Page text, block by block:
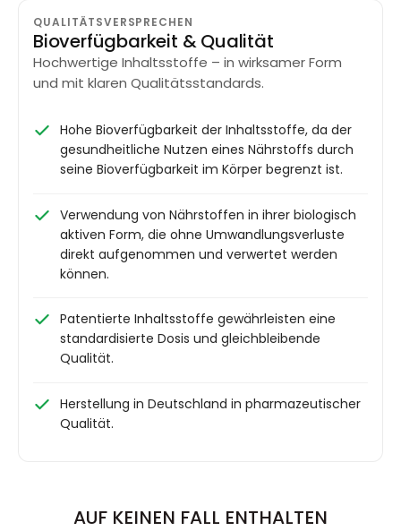
QUALITÄTSVERSPRECHEN
Bioverfügbarkeit & Qualität
Hochwertige Inhaltsstoffe – in wirksamer Form
und mit klaren Qualitätsstandards.
Hohe Bioverfügbarkeit der Inhaltsstoffe, da der
gesundheitliche Nutzen eines Nährstoffs durch
seine Bioverfügbarkeit im Körper begrenzt ist.
Verwendung von Nährstoffen in ihrer biologisch
aktiven Form, die ohne Umwandlungsverluste
direkt aufgenommen und verwertet werden
können.
Patentierte Inhaltsstoffe gewährleisten eine
standardisierte Dosis und gleichbleibende
Qualität.
Herstellung in Deutschland in pharmazeutischer
Qualität.
AUF KEINEN FALL ENTHALTEN